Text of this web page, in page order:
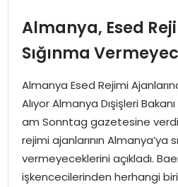
YAŞAM
SAĞLIK
Almanya, Esed
Sığınma
Almanya Esed Rejimi
Alıyor Almanya Dışişleri
am Sonntag gazetesine
rejimi ajanlarının Almanya’ya
vermeyeceklerini açıkladı.
işkencecilerinden herhangi